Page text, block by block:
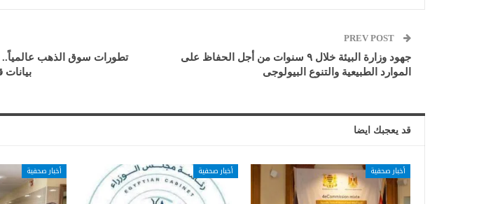
جهود وزارة البيئة خلال ٩ سنوات من أجل الحفاظ على
الموارد الطبيعية والتنوع البيولوجى
تطورات سوق الذهب عالمياً..
بيانات
قد يعجبك ايضا
أخبار صحفية أخبار صحفية أخبار صحفية